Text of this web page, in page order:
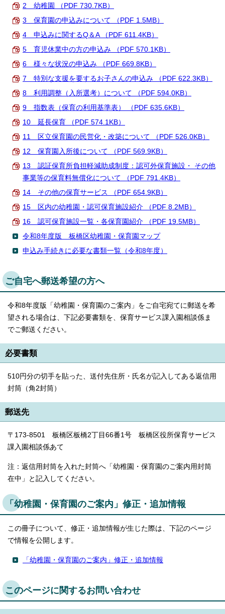
2 幼稚園 （PDF 730.7KB）
3 保育園の申込みについて （PDF 1.5MB）
4 申込みに関するQ＆A （PDF 611.4KB）
5 育児休業中の方の申込み （PDF 570.1KB）
6 様々な状況の申込み （PDF 669.8KB）
7 特別な支援を要するお子さんの申込み （PDF 622.3KB）
8 利用調整（入所選考）について （PDF 594.0KB）
9 指数表（保育の利用基準表） （PDF 635.6KB）
10 延長保育 （PDF 574.1KB）
11 区立保育園の民営化・改築について （PDF 526.0KB）
12 保育園入所後について （PDF 569.9KB）
13 認証保育所負担軽減助成制度：認可外保育施設・ その他
事業等の保育料無償化について （PDF 791.4KB）
14 その他の保育サービス （PDF 654.9KB）
15 区内の幼稚園・認可保育施設紹介 （PDF 8.2MB）
16 認可保育施設一覧・各保育園紹介 （PDF 19.5MB）
令和8年度版 板橋区幼稚園・保育園マップ
申込み手続きに必要な書類一覧（令和8年度）
ご自宅へ郵送希望の方へ
令和8年度版「幼稚園・保育園のご案内」をご自宅宛てに郵送を希
望される場合は、下記必要書類を、保育サービス課入園相談係ま
でご郵送ください。
必要書類
510円分の切手を貼った、送付先住所・氏名が記入してある返信用
封筒（角2封筒）
郵送先
〒173-8501 板橋区板橋2丁目66番1号 板橋区役所保育サービス
課入園相談係あて
注：返信用封筒を入れた封筒へ「幼稚園・保育園のご案内用封筒
在中」と記入してください。
「幼稚園・保育園のご案内」修正・追加情報
この冊子について、修正・追加情報が生じた際は、下記のページ
で情報を公開します。
「幼稚園・保育園のご案内」修正・追加情報
このページに関するお問い合わせ